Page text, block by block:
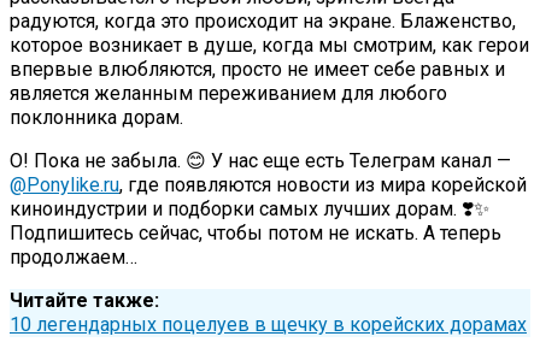
радуются, когда это происходит на экране. Блаженство,
которое возникает в душе, когда мы смотрим, как герои
впервые влюбляются, просто не имеет себе равных и
является желанным переживанием для любого
поклонника дорам.
О! Пока не забыла. 😊 У нас еще есть Телеграм канал —
@Ponylike.ru, где появляются новости из мира корейской
киноиндустрии и подборки самых лучших дорам. ❣️✨
Подпишитесь сейчас, чтобы потом не искать. А теперь
продолжаем…
Читайте также:
10 легендарных поцелуев в щечку в корейских дорамах